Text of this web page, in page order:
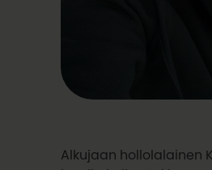
Alkujaan hollolalainen